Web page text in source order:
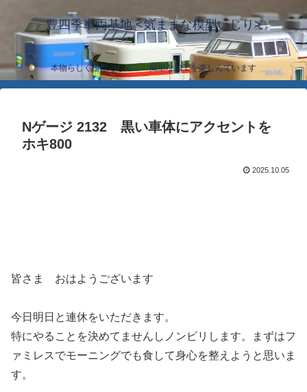
豊四季車両基地 <気ままな模型いじり>
本物らしく模型らしく… 簡単な加工を楽しんでいます
Nゲージ 2132 黒い車体にアクセントを
ホキ800
2025.10.05
皆さま おはようございます
今日明日と連休をいただきます。
特にやることを決めてませんしノンビリします。まずはフ
ァミレスでモーニングでも食して身心を整えようと思いま
す。